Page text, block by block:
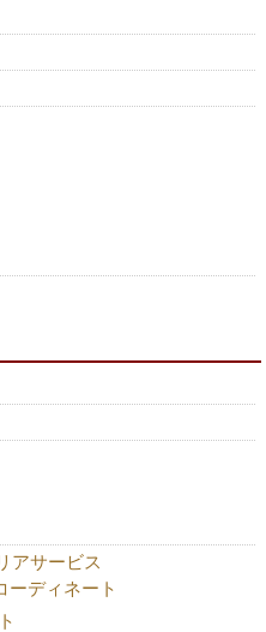
アサービス
ーディネート